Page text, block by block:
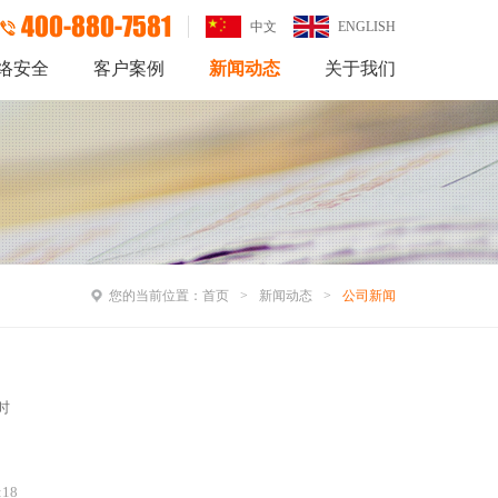
400-880-7581 中文 ENGLISH
安全 客户案例 新闻动态 关于我们
您的当前位置： 首页 新闻动态 公司新闻